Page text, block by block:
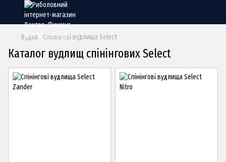
Вудки Спінінгові вудлища Select
Каталог вудлищ спінінгових Select